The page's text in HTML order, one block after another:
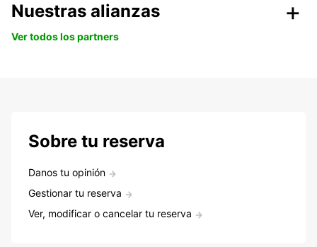
Nuestras alianzas
Ver todos los partners
Sobre tu reserva
Danos tu opinión
Gestionar tu reserva
Ver, modificar o cancelar tu reserva